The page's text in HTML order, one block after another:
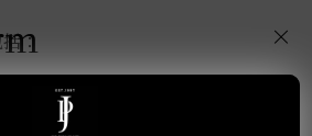
：
×